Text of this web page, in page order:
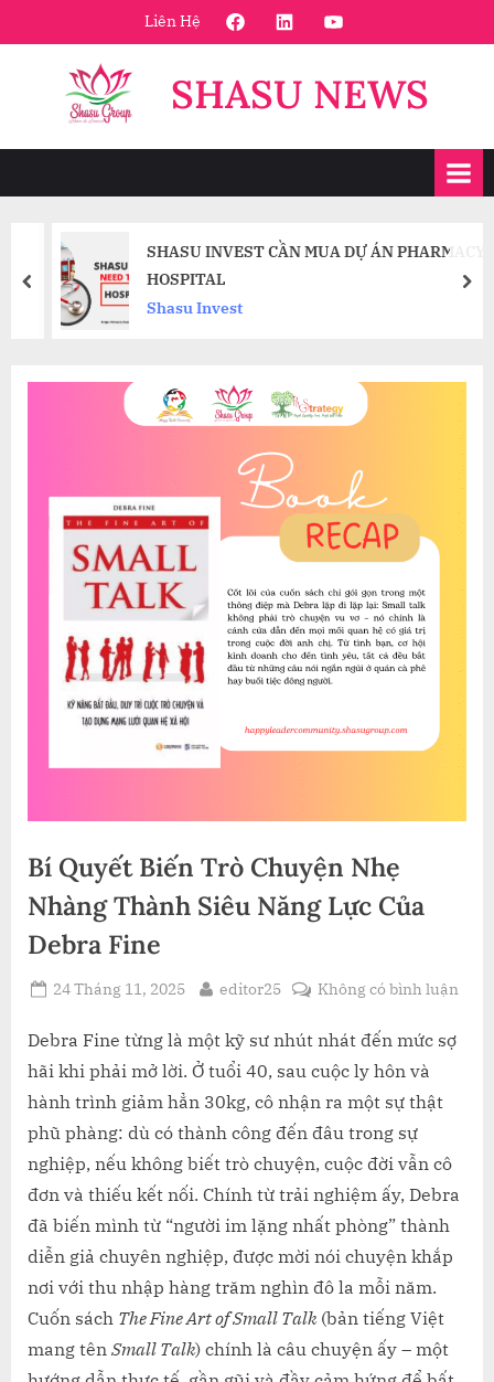
to
Liên Hệ FaceBookLinkedinYoutube
SHASU NEWS
SHASU INVEST CẦN MUA DỰ ÁN PHARMACY,
HOSPITAL
Shasu Invest
prev
Bí Quyết Biến Trò Chuyện Nhẹ
Nhàng Thành Siêu Năng Lực Của
Debra Fine
Posted
24 Tháng 11, 2025 By
editor25 Không có bình luậnở
Debra Fine từng là một kỹ sư nhút nhát đến mức sợ
hãi khi phải mở lời. Ở tuổi 40, sau cuộc ly hôn và
hành trình giảm hẳn 30kg, cô nhận ra một sự thật
phũ phàng: dù có thành công đến đâu trong sự
nghiệp, nếu không biết trò chuyện, cuộc đời vẫn cô
đơn và thiếu kết nối. Chính từ trải nghiệm ấy, Debra
đã biến mình từ “người im lặng nhất phòng” thành
diễn giả chuyên nghiệp, được mời nói chuyện khắp
nơi với thu nhập hàng trăm nghìn đô la mỗi năm.
Cuốn sách The Fine Art of Small Talk(bản tiếng Việt
mang tên Small Talk) chính là câu chuyện ấy – một